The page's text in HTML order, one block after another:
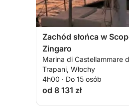
Zachód słońca w
Zingaro
Marina di Castellammare
Trapani, Włochy
4h00 · Do 15 osób
od 8 131 zł